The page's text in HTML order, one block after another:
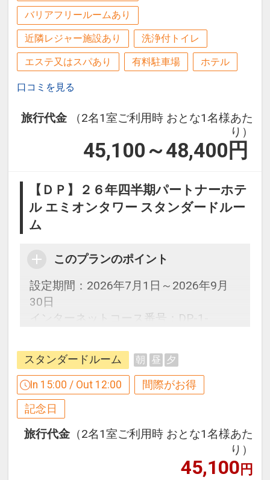
バリアフリールームあり
近隣レジャー施設あり 洗浄付トイレ
エステ又はスパあり 有料駐車場 ホテル
口コミを見る
旅行代金
（2名1室ご利用時 おとな1名様あた
り）
45,100～48,400 円
【ＤＰ】２６年四半期パートナーホテ
ル エミオンタワー スタンダードルー
ム
このプランのポイント
設定期間：2026年7月1日～2026年9月
30日
インターネットコース番号：DP-1-
スタンダードルーム 朝 昼 夕
In 15:00 / Out 12:00
間際がお得
記念日
旅行代金 （2名1室ご利用時 おとな1名様あた
り）
45,100円